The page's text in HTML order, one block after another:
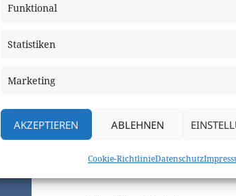
Funktional
Statistiken
Marketing
AKZEPTIEREN ABLEHNEN
Cookie-RichtlinieDatenschutz
leider (oder
wuensch Euch eine
Juni 24, 2021 um